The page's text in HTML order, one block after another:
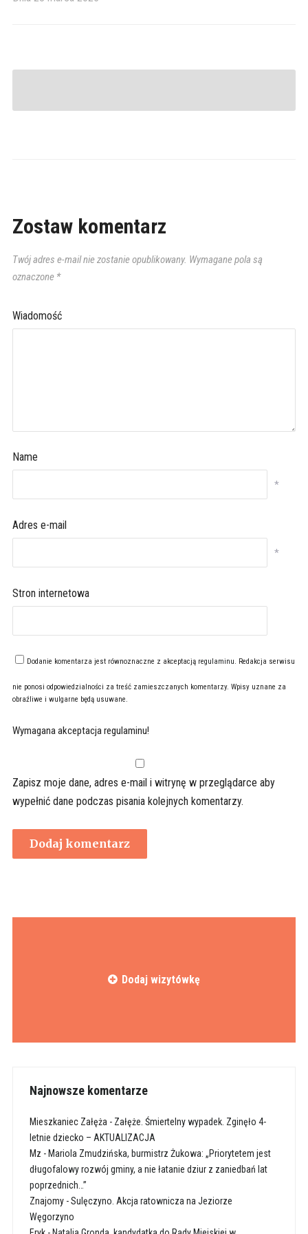
Zostaw komentarz
Twój adres e-mail nie zostanie opublikowany. Wymagane pola są
oznaczone *
Wiadomość
Name
*
Adres e-mail
*
Stron internetowa
Dodanie komentarza jest równoznaczne z akceptacją regulaminu. Redakcja serwisu
nie ponosi odpowiedzialności za treść zamieszczanych komentarzy. Wpisy uznane za
obraźliwe i wulgarne będą usuwane.
Wymagana akceptacja regulaminu!
Zapisz moje dane, adres e-mail i witrynę w przeglądarce aby
wypełnić dane podczas pisania kolejnych komentarzy.
Dodaj wizytówkę
Najnowsze komentarze
Mieszkaniec Załęża - Załęże. Śmiertelny wypadek. Zginęło 4-
letnie dziecko – AKTUALIZACJA
Mz - Mariola Zmudzińska, burmistrz Żukowa: „Priorytetem jest
długofalowy rozwój gminy, a nie łatanie dziur z zaniedbań lat
poprzednich…”
Znajomy-Sulęczyno. Akcja ratownicza na Jeziorze
Węgorzyno